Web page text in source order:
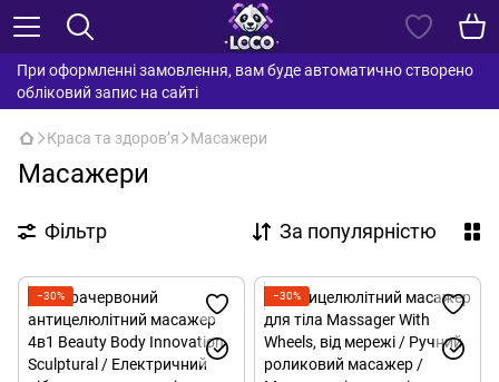
При оформленні замовлення, вам буде автоматично створено
обліковий запис на сайті
Краса та здоровʼя Масажери
Масажери
Фільтр За популярністю
−30% −30%